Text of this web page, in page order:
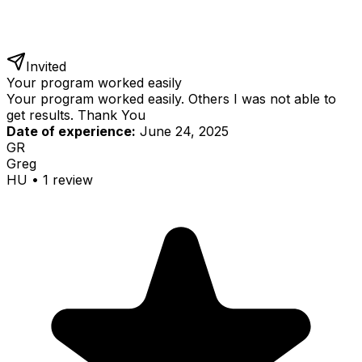
Invited
Your program worked easily
Your program worked easily. Others I was not able to
get results. Thank You
Date of experience: June 24, 2025
GR
Greg
HU • 1 review